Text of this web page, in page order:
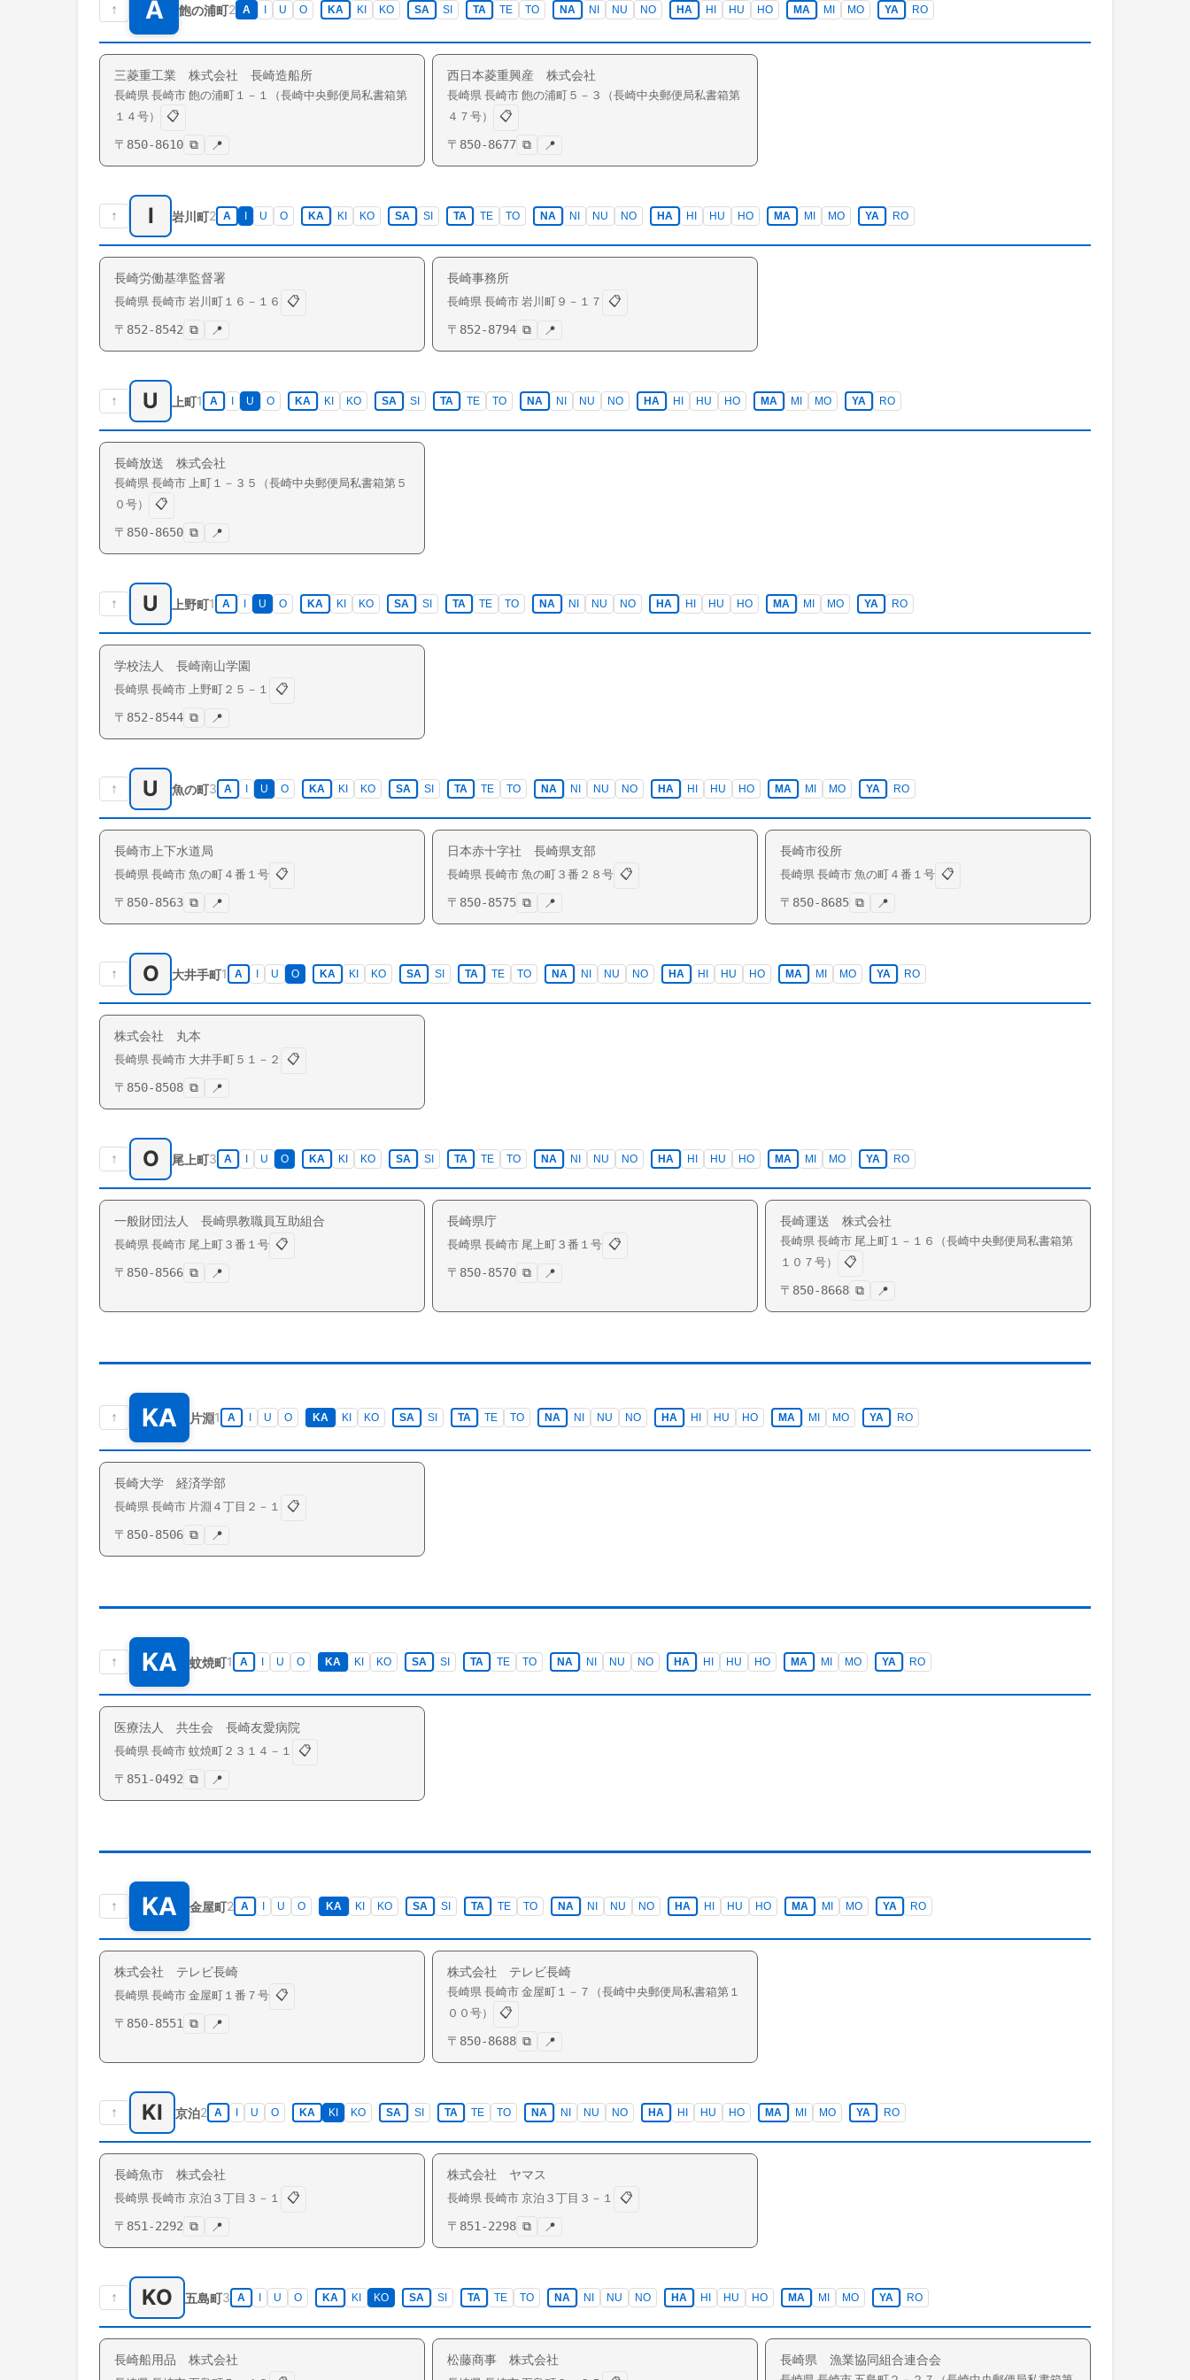
↑ A 飽の浦町2 A U O KA KI KO SA SI TA TE TO NA NI NU NO HA HI HU HO MA MI MO YA RO
三菱重工業 株式会社 長崎造船所
長崎県 長崎市 飽の浦町 １－１（長崎中央郵便局私書箱第
１４号）
📋
〒 850-8610 ⧉ 📍
西日本菱重興産 株式会社
長崎県 長崎市 飽の浦町 ５－３（長崎中央郵便局私書箱第
４７号）
📋
〒 850-8677 ⧉ 📍
↑ I 岩川町2 A U O KA KI KO SA SI TA TE TO NA NI NU NO HA HI HU HO MA MI MO YA RO
長崎労働基準監督署
長崎県 長崎市 岩川町 １６－１６
📋
〒 852-8542 ⧉ 📍
長崎事務所
長崎県 長崎市 岩川町 ９－１７
📋
〒 852-8794 ⧉ 📍
↑ U 上町1 A U O KA KI KO SA SI TA TE TO NA NI NU NO HA HI HU HO MA MI MO YA RO
長崎放送 株式会社
長崎県 長崎市 上町 １－３５（長崎中央郵便局私書箱第５
０号）
📋
〒 850-8650 ⧉ 📍
↑ U 上野町1 A U O KA KI KO SA SI TA TE TO NA NI NU NO HA HI HU HO MA MI MO YA RO
学校法人 長崎南山学園
長崎県 長崎市 上野町 ２５－１
📋
〒 852-8544 ⧉ 📍
↑ U 魚の町3 A U O KA KI KO SA SI TA TE TO NA NI NU NO HA HI HU HO MA MI MO YA RO
長崎市上下水道局
長崎県 長崎市 魚の町 ４番１号 📋
〒 850-8563 ⧉ 📍
日本赤十字社 長崎県支部
長崎県 長崎市 魚の町 ３番２８号 📋
〒 850-8575 ⧉ 📍
長崎市役所
長崎県 長崎市 魚の町 ４番１号 📋
〒 850-8685 ⧉ 📍
↑ O 大井手町1 A U O KA KI KO SA SI TA TE TO NA NI NU NO HA HI HU HO MA MI MO YA RO
株式会社 丸本
長崎県 長崎市 大井手町 ５１－２
📋
〒 850-8508 ⧉ 📍
↑ O 尾上町3 A U O KA KI KO SA SI TA TE TO NA NI NU NO HA HI HU HO MA MI MO YA RO
一般財団法人 長崎県教職員互助組合
長崎県 長崎市 尾上町 ３番１号 📋
〒 850-8566 ⧉ 📍
長崎県庁
長崎県 長崎市 尾上町 ３番１号 📋
〒 850-8570 ⧉ 📍
長崎運送 株式会社
長崎県 長崎市 尾上町 １－１６（長崎中央郵便局私書箱第
１０７号）
📋
〒 850-8668 ⧉ 📍
↑ KA 片淵1 A U O KA KI KO SA SI TA TE TO NA NI NU NO HA HI HU HO MA MI MO YA RO
長崎大学 経済学部
長崎県 長崎市 片淵 ４丁目２－１
📋
〒 850-8506 ⧉ 📍
↑ KA 蚊焼町1 A U O KA KI KO SA SI TA TE TO NA NI NU NO HA HI HU HO MA MI MO YA RO
医療法人 共生会 長崎友愛病院
長崎県 長崎市 蚊焼町 ２３１４－１
📋
〒 851-0492 ⧉ 📍
↑ KA 金屋町2 A U O KA KI KO SA SI TA TE TO NA NI NU NO HA HI HU HO MA MI MO YA RO
株式会社 テレビ長崎
長崎県 長崎市 金屋町 １番７号 📋
〒 850-8551 ⧉ 📍
株式会社 テレビ長崎
長崎県 長崎市 金屋町 １－７（長崎中央郵便局私書箱第１
００号）
📋
〒 850-8688 ⧉ 📍
↑ KI 京泊2 A U O KA KI KO SA SI TA TE TO NA NI NU NO HA HI HU HO MA MI MO YA RO
長崎魚市 株式会社
長崎県 長崎市 京泊 ３丁目３－１
📋
〒 851-2292 ⧉ 📍
株式会社 ヤマス
長崎県 長崎市 京泊 ３丁目３－１
📋
〒 851-2298 ⧉ 📍
↑ KO 五島町3 A U O KA KI KO SA SI TA TE TO NA NI NU NO HA HI HU HO MA MI MO YA RO
長崎船用品 株式会社 松藤商事 株式会社 長崎県 漁業協同組合連合会